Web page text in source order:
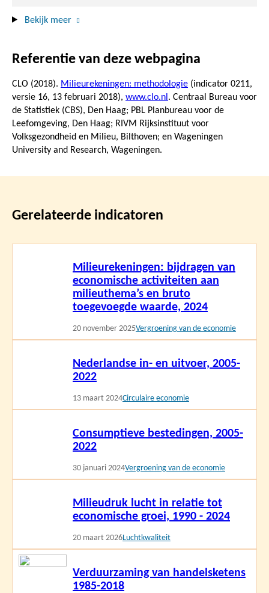
Bekijk meer
Referentie van deze webpagina
CLO (2018). Milieurekeningen: methodologie (indicator 0211,
versie 16, 13 februari 2018), www.clo.nl . Centraal Bureau voor
de Statistiek (CBS), Den Haag; PBL Planbureau voor de
Leefomgeving, Den Haag; RIVM Rijksinstituut voor
Volksgezondheid en Milieu, Bilthoven; en Wageningen
University and Research, Wageningen.
Gerelateerde indicatoren
Milieurekeningen: bijdragen van
economische activiteiten aan
milieuthema’s en bruto
toegevoegde waarde, 2024
20 november 2025Vergroening van de economie
Nederlandse in- en uitvoer, 2005-
2022
13 maart 2024Circulaire economie
Consumptieve bestedingen, 2005-
2022
30 januari 2024Vergroening van de economie
Milieudruk lucht in relatie tot
economische groei, 1990 - 2024
20 maart 2026Luchtkwaliteit
Verduurzaming van handelsketens
1985-2018
Lees